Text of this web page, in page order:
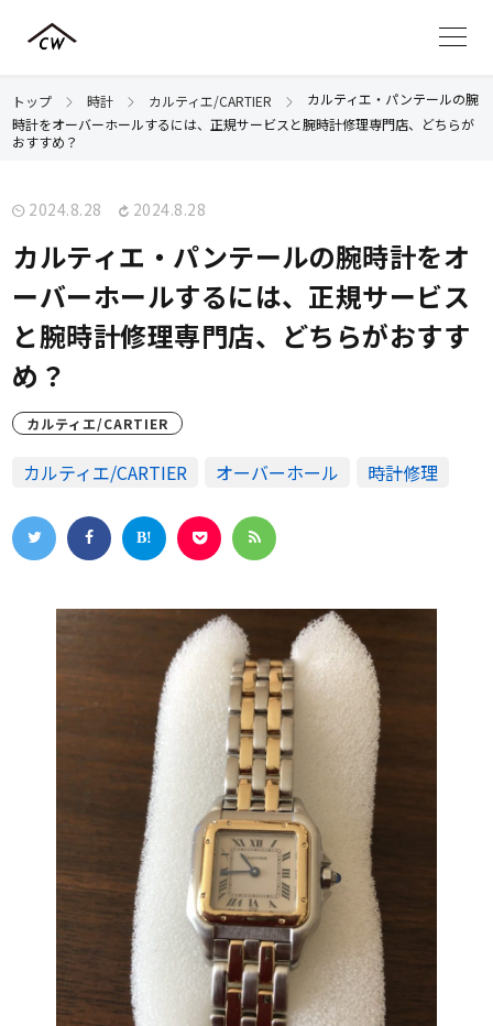
トップ 時計 カルティエ/CARTIER
カルティエ・パンテールの腕
時計をオーバーホールするには、正規サービスと腕時計修理専門店、どちらが
おすすめ？
2024.8.28 2024.8.28
カルティエ・パンテールの腕時計をオ
ーバーホールするには、正規サービス
と腕時計修理専門店、どちらがおすす
め？
カルティエ/CARTIER
カルティエ/CARTIER オーバーホール 時計修理